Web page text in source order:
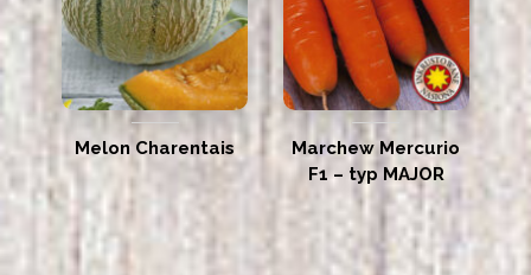
Melon Charentais
Marchew Mercurio
F1 – typ MAJOR